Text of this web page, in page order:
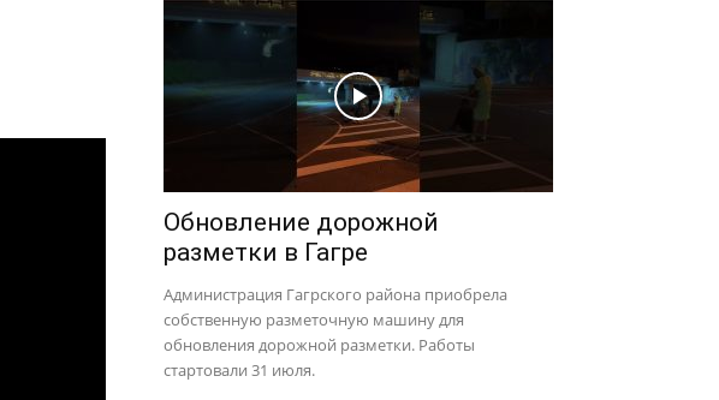
Обновление дорожной
разметки в Гагре
Администрация Гагрского района приобрела
собственную разметочную машину для
обновления дорожной разметки. Работы
стартовали 31 июля.